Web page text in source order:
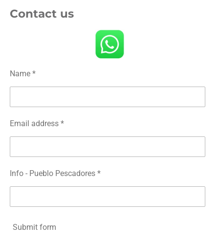
Contact us
Name *
Email address *
Info - Pueblo Pescadores *
Submit form